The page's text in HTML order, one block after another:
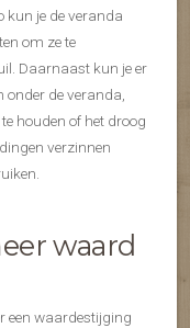
kun je de veranda
om ze te
Daarnaast kun je er
onder de veranda,
houden of het droog
verzinnen
waard
een waardestijging